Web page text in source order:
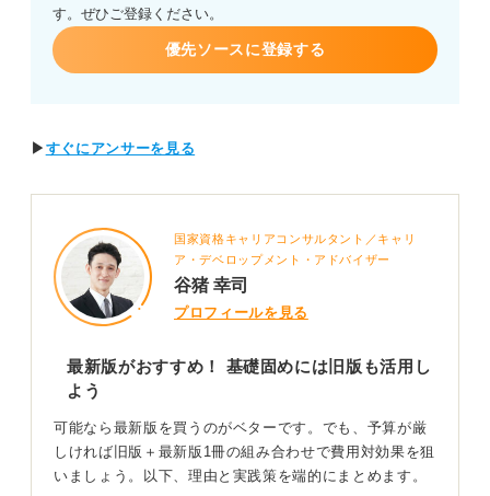
す。ぜひご登録ください。
優先ソースに登録する
▶ すぐにアンサーを見る
国家資格キャリアコンサルタント／キャリ
ア・デベロップメント・アドバイザー
谷猪 幸司
プロフィールを見る
最新版がおすすめ！ 基礎固めには旧版も活用し
よう
可能なら最新版を買うのがベターです。でも、予算が厳
しければ旧版＋最新版1冊の組み合わせで費用対効果を狙
いましょう。以下、理由と実践策を端的にまとめます。